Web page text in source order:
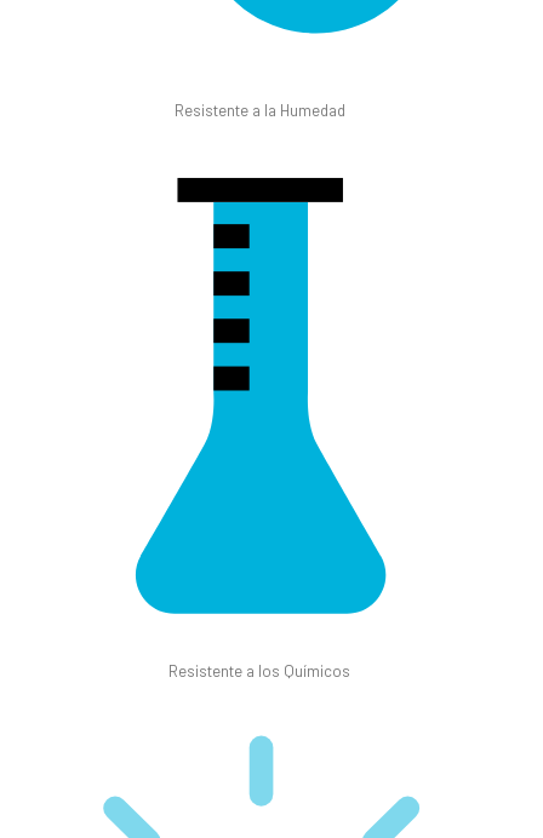
Resistente a la Humedad
Resistente a los Químicos